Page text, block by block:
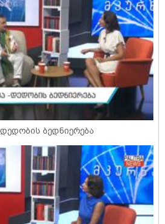
ბედნიერება